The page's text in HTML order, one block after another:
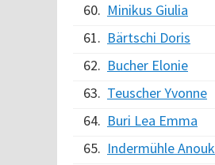
60. Minikus Giulia
61. Bärtschi Doris
62. Bucher Elonie
63. Teuscher Yvonne
64. Buri Lea Emma
65. Indermühle Anouk